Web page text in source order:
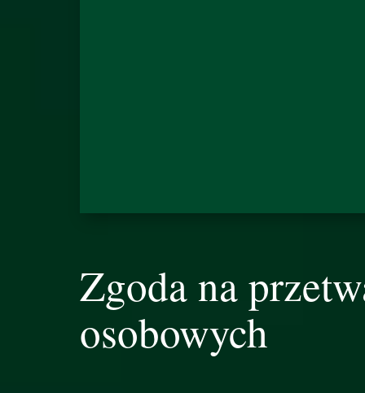
Zgoda na
osobowych